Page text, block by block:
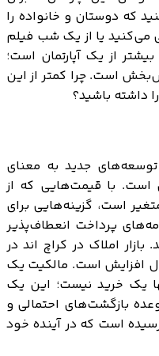
که دوستان و خانواده را
می‌کنید یا از یک شب فیلم
از یک آپارتمان است؛
است. چرا کمتر از این
داشته باشید؟
توسعه‌های جدید به معنای
است. با قیمت‌هایی که از
تا ۱،۱۶۰،۰۰۰ درهم متغیر است، گزینه‌هایی برای
پرداخت انعطاف‌پذیر
املاک در کراچ اند در
افزایش است. مالکیت یک
یک خرید نیست؛ این یک
بازگشت‌های احتمالی و
است که در آینده خود